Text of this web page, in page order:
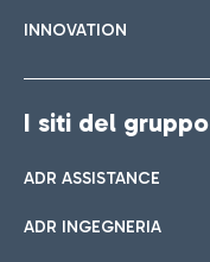
INNOVATION
I siti del gruppo
ADR ASSISTANCE
ADR INGEGNERIA